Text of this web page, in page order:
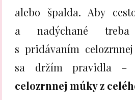
alebo špalda. Aby
a nadýchané
s pridávaním
sa držím pravidla
celozrnnej múky z